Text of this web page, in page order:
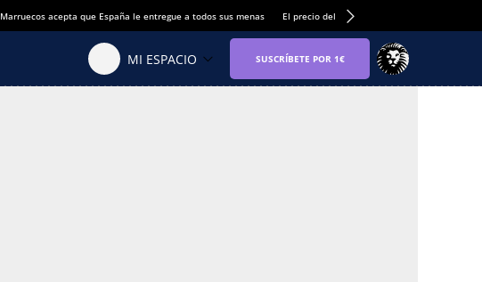
Marruecos acepta que España le entregue a todos sus menas El precio del alquiler de vivienda baja por